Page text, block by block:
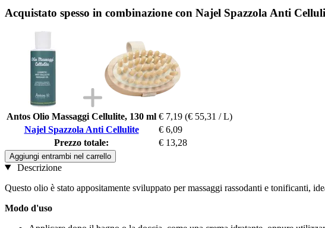
Acquistato spesso in combinazione con Najel Spazzola Anti
Antos Olio Massaggi Cellulite, 130 ml € 7,19 (€ 55,31 / L)
Najel Spazzola Anti Cellulite
€ 6,09
Prezzo totale:
€ 13,28
Aggiungi entrambi nel carrello
Descrizione
Questo olio è stato appositamente sviluppato per massaggi rassodanti e tonificanti,
Modo d'uso